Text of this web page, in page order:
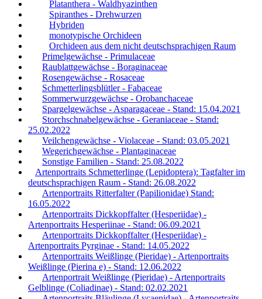
Platanthera - Waldhyazinthen
Spiranthes - Drehwurzen
Hybriden
monotypische Orchideen
Orchideen aus dem nicht deutschsprachigen Raum
Primelgewächse - Primulaceae
Raublattgewächse - Boraginaceae
Rosengewächse - Rosaceae
Schmetterlingsblütler - Fabaceae
Sommerwurzgewächse - Orobanchaceae
Spargelgewächse - Asparagaceae - Stand: 15.04.2021
Storchschnabelgewächse - Geraniaceae - Stand:
25.02.2022
Veilchengewächse - Violaceae - Stand: 03.05.2021
Wegerichgewächse - Plantaginaceae
Sonstige Familien - Stand: 25.08.2022
Artenportraits Schmetterlinge (Lepidoptera): Tagfalter im
deutschsprachigen Raum - Stand: 26.08.2022
Artenportraits Ritterfalter (Papilionidae) Stand:
16.05.2022
Artenportraits Dickkopffalter (Hesperiidae) -
Artenportraits Hesperiinae - Stand: 06.09.2021
Artenportraits Dickkopffalter (Hesperiidae) -
Artenportraits Pyrginae - Stand: 14.05.2022
Artenportraits Weißlinge (Pieridae) - Artenportraits
Weißlinge (Pierina e) - Stand: 12.06.2022
Artenportrait Weißlinge (Pieridae) - Artenportraits
Gelblinge (Coliadinae) - Stand: 02.02.2021